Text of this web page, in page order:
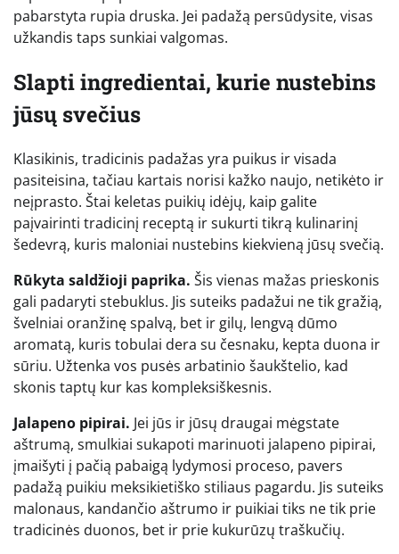
pabarstyta rupia druska. Jei padažą persūdysite, visas
užkandis taps sunkiai valgomas.
Slapti ingredientai, kurie nustebins
jūsų svečius
Klasikinis, tradicinis padažas yra puikus ir visada
pasiteisina, tačiau kartais norisi kažko naujo, netikėto ir
neįprasto. Štai keletas puikių idėjų, kaip galite
paįvairinti tradicinį receptą ir sukurti tikrą kulinarinį
šedevrą, kuris maloniai nustebins kiekvieną jūsų svečią.
Rūkyta saldžioji paprika. Šis vienas mažas prieskonis
gali padaryti stebuklus. Jis suteiks padažui ne tik gražią,
švelniai oranžinę spalvą, bet ir gilų, lengvą dūmo
aromatą, kuris tobulai dera su česnaku, kepta duona ir
sūriu. Užtenka vos pusės arbatinio šaukštelio, kad
skonis taptų kur kas kompleksiškesnis.
Jalapeno pipirai. Jei jūs ir jūsų draugai mėgstate
aštrumą, smulkiai sukapoti marinuoti jalapeno pipirai,
įmaišyti į pačią pabaigą lydymosi proceso, pavers
padažą puikiu meksikietiško stiliaus pagardu. Jis suteiks
malonaus, kandančio aštrumo ir puikiai tiks ne tik prie
tradicinės duonos, bet ir prie kukurūzų traškučių.